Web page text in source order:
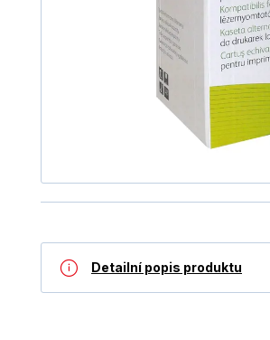
Detailní popis produktu